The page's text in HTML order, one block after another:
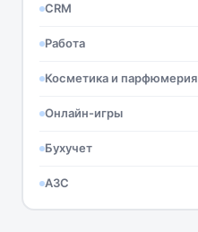
CRM
Работа
Косметика и парфюмерия
Онлайн-игры
Бухучет
АЗС